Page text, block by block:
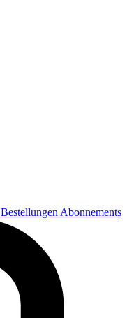
Bestellungen Abonnements